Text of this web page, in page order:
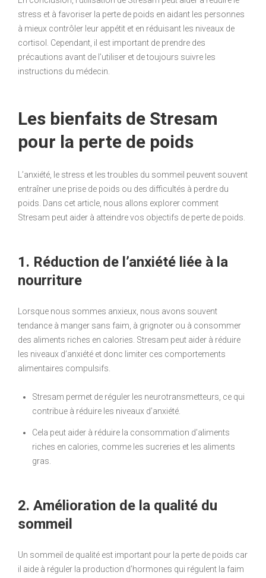
stress et à favoriser la perte de poids en aidant les personnes
à mieux contrôler leur appétit et en réduisant les niveaux de
cortisol. Cependant, il est important de prendre des
précautions avant de l’utiliser et de toujours suivre les
instructions du médecin.
Les bienfaits de Stresam
pour la perte de poids
L’anxiété, le stress et les troubles du sommeil peuvent souvent
entraîner une prise de poids ou des difficultés à perdre du
poids. Dans cet article, nous allons explorer comment
Stresam peut aider à atteindre vos objectifs de perte de poids.
1. Réduction de l’anxiété liée à la
nourriture
Lorsque nous sommes anxieux, nous avons souvent
tendance à manger sans faim, à grignoter ou à consommer
des aliments riches en calories. Stresam peut aider à réduire
les niveaux d’anxiété et donc limiter ces comportements
alimentaires compulsifs.
Stresam permet de réguler les neurotransmetteurs, ce qui
contribue à réduire les niveaux d’anxiété.
Cela peut aider à réduire la consommation d’aliments
riches en calories, comme les sucreries et les aliments
gras.
2. Amélioration de la qualité du
sommeil
Un sommeil de qualité est important pour la perte de poids car
il aide à réguler la production d’hormones qui régulent la faim